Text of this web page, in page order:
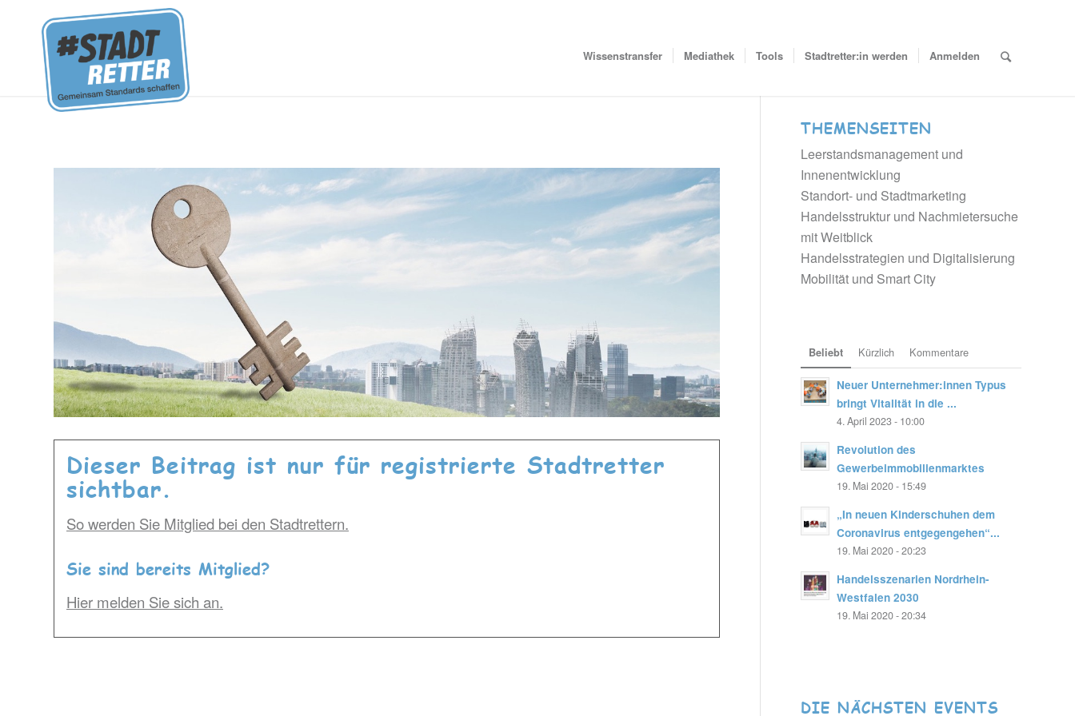
Wissenstransfer Mediathek Tools Stadtretter:in werden Anmelden
Dieser Beitrag ist nur für registrierte Stadtretter
sichtbar.
So werden Sie Mitglied bei den Stadtrettern.
Sie sind bereits Mitglied?
Hier melden Sie sich an.
THEMENSEITEN
Leerstandsmanagement und
Innenentwicklung
Standort- und Stadtmarketing
Handelsstruktur und Nachmietersuche
mit Weitblick
Handelsstrategien und Digitalisierung
Mobilität und Smart City
Beliebt Kürzlich Kommentare
Neuer Unternehmer:innen Typus
bringt Vitalität in die ...
4. April 2023 - 10:00
Revolution des
Gewerbeimmobilienmarktes
19. Mai 2020 - 15:49
„In neuen Kinderschuhen dem
Coronavirus entgegengehen“...
19. Mai 2020 - 20:23
Handelsszenarien Nordrhein-
Westfalen 2030
19. Mai 2020 - 20:34
DIE NÄCHSTEN EVENTS